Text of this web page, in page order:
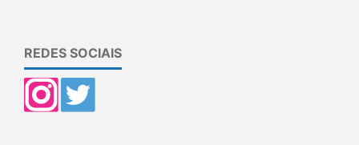
REDES SOCIAIS